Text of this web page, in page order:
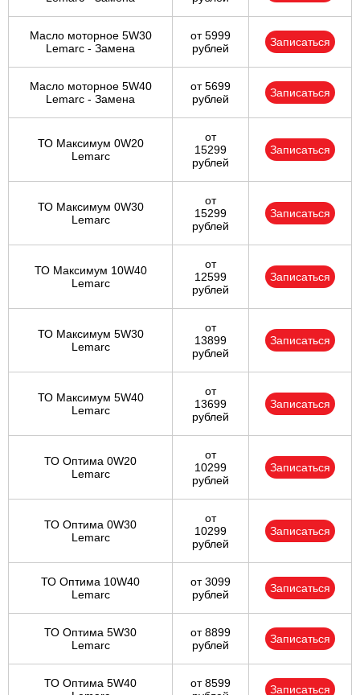
Масло моторное 5W30
Lemarc - Замена
от 5999
рублей
Записаться
Масло моторное 5W40
Lemarc - Замена
от 5699
рублей
Записаться
ТО Максимум 0W20
Lemarc
от
15299
рублей
Записаться
ТО Максимум 0W30
Lemarc
от
15299
рублей
Записаться
ТО Максимум 10W40
Lemarc
от
12599
рублей
Записаться
ТО Максимум 5W30
Lemarc
от
13899
рублей
Записаться
ТО Максимум 5W40
Lemarc
от
13699
рублей
Записаться
ТО Оптима 0W20
Lemarc
от
10299
рублей
Записаться
ТО Оптима 0W30
Lemarc
от
10299
рублей
Записаться
ТО Оптима 10W40
Lemarc
от 3099
рублей
Записаться
ТО Оптима 5W30
Lemarc
от 8899
рублей
Записаться
ТО Оптима 5W40
от 8599
Записаться